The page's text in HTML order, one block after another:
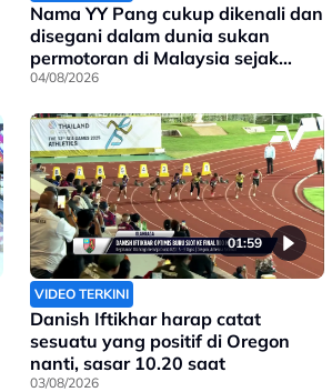
Nama YY Pang cukup dikenali dan
disegani dalam dunia sukan
permotoran di Malaysia sejak
90an, dan kini anak kepada
yang telah ditinggalkan
04/08/2026
01:59
VIDEO TERKINI
Danish Iftikhar harap catat
sesuatu yang positif di Oregon
nanti, sasar 10.20 saat
03/08/2026